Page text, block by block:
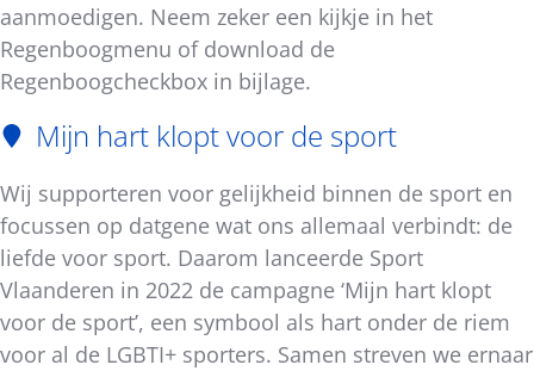
aanmoedigen. Neem zeker een kijkje in het
Regenboogmenu of download de
Regenboogcheckbox in bijlage.
Mijn hart klopt voor de sport
Wij supporteren voor gelijkheid binnen de sport en
focussen op datgene wat ons allemaal verbindt: de
liefde voor sport. Daarom lanceerde Sport
Vlaanderen in 2022 de campagne ‘Mijn hart klopt
voor de sport’, een symbool als hart onder de riem
voor al de LGBTI+ sporters. Samen streven we ernaar